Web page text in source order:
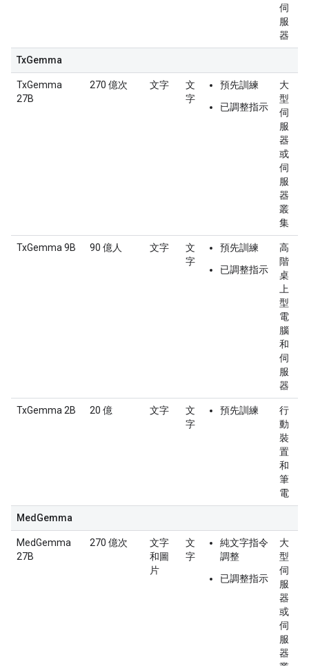
伺
服
器
TxGemma
TxGemma
27B
270 億次 文字
文
字
預先訓練
已調整指示
大
型
伺
服
器
或
伺
服
器
叢
集
TxGemma 9B 90 億人 文字
文
字
預先訓練
已調整指示
高
階
桌
上
型
電
腦
和
伺
服
器
TxGemma 2B 20 億 文字
文
字
預先訓練
行
動
裝
置
和
筆
電
MedGemma
MedGemma
27B
270 億次
文字
和圖
片
文
字
純文字指令
調整
已調整指示
大
型
伺
服
器
或
伺
服
器